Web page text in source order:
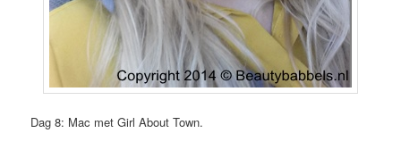
Dag 8: Mac met Girl About Town.